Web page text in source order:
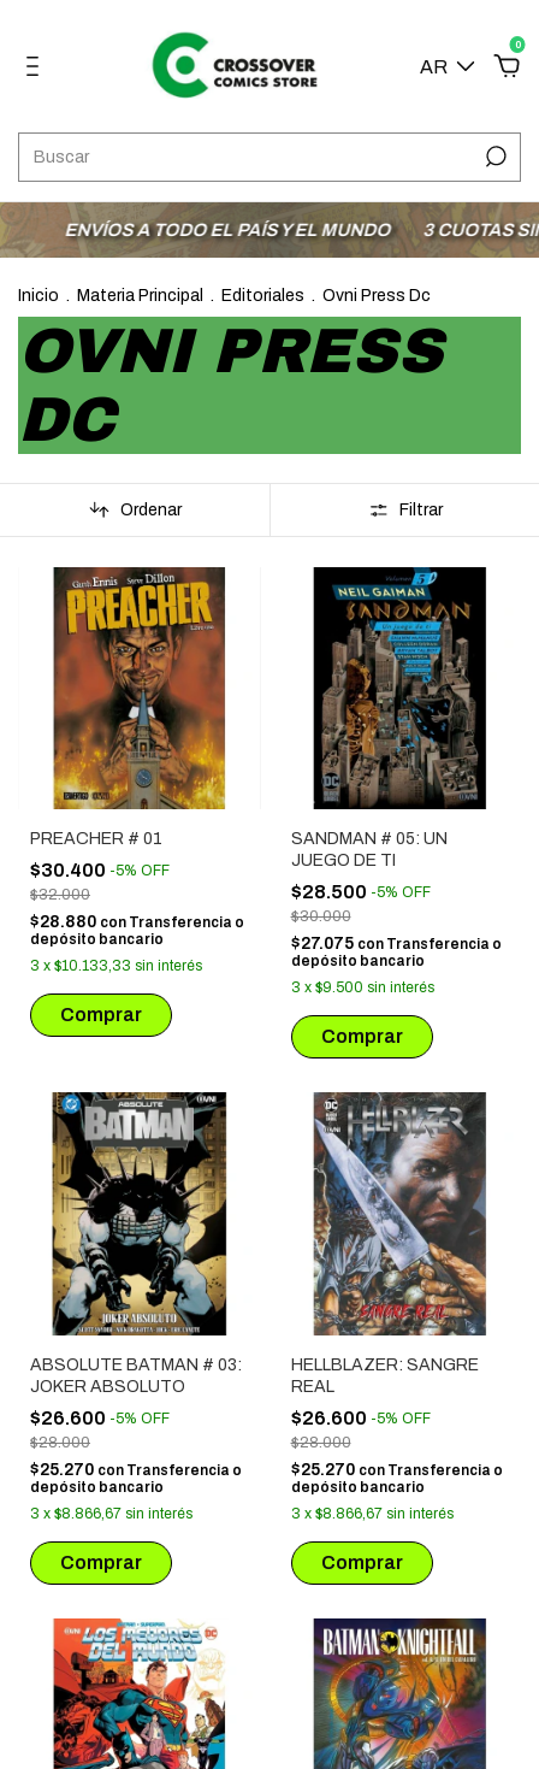
AR
0
A TODO EL PAÍS Y EL MUNDO 3 CUOTAS SIN
Inicio . Materia Principal . Editoriales . Ovni Press Dc
OVNI PRESS
DC
Ordenar Filtrar
PREACHER # 01
$30.400 -5% OFF
$32.000
$28.880 con Transferencia o
depósito bancario
3 x $10.133,33 sin interés
SANDMAN # 05: UN
JUEGO DE TI
$28.500 -5% OFF
$30.000
$27.075 con Transferencia o
depósito bancario
3 x $9.500 sin interés
ABSOLUTE BATMAN # 03:
JOKER ABSOLUTO
$26.600 -5% OFF
$28.000
$25.270 con Transferencia o
depósito bancario
3 x $8.866,67 sin interés
HELLBLAZER: SANGRE
REAL
$26.600 -5% OFF
$28.000
$25.270 con Transferencia o
depósito bancario
3 x $8.866,67 sin interés